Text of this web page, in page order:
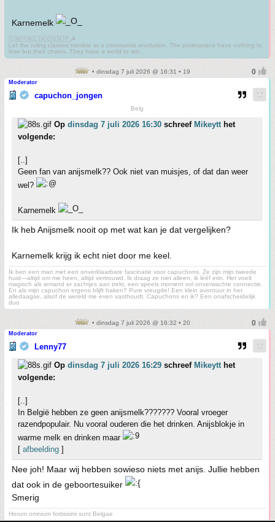
Karnemelk
🇨🇳🇻🇳🇱🇦🇨🇺🇰🇵☭
Let the ruling classes tremble at a communist revolution. The proletarians have nothing to
lose but their chains. They have a world to win.
• dinsdag 7 juli 2026 @ 16:31 • 19
Moderator
capuchon_jongen
Belg
Op dinsdag 7 juli 2026 16:30 schreef Mikeytt het
volgende:
[..]
Geen fan van anijsmelk?? Ook niet van muisjes, of dat dan weer
wel?
Karnemelk
Ik heb Anijsmelk nooit op met wat kan je dat vergelijken?
Karnemelk krijg ik echt niet door me keel.
Ik ben een man met een onverklaarbare fascinatie voor capuchons. Ze zijn mijn tweede
huid—altijd om me heen, altijd vertrouwd. Ik draag ze niet alleen, ik lééf erin. Het voelt
magisch als iemand er zachtjes aan trekt, een speels moment vol onverwachte connectie.
En als mijn capuchon ergens blijft haken? Pure vreugde! Een klein avontuur in het
alledaagse, alsof de wereld me even vasthoudt. Capuchons en ik? Een onafscheidelijk
duo
• dinsdag 7 juli 2026 @ 16:32 • 20
Moderator
Lenny77
Op dinsdag 7 juli 2026 16:29 schreef Mikeytt het
volgende:
[..]
In België hebben ze geen anijsmelk??????? Vooral vroeger
razendpopulair. Nu vooral ouderen die het drinken. Anijsblokje in
warme melk en drinken maar
[ afbeelding ]
Nee joh! Maar wij hebben sowieso niets met anijs. Jullie hebben
dat ook in de geboortesuiker
Smerig
Horum omnium fortissimi sunt Belgae